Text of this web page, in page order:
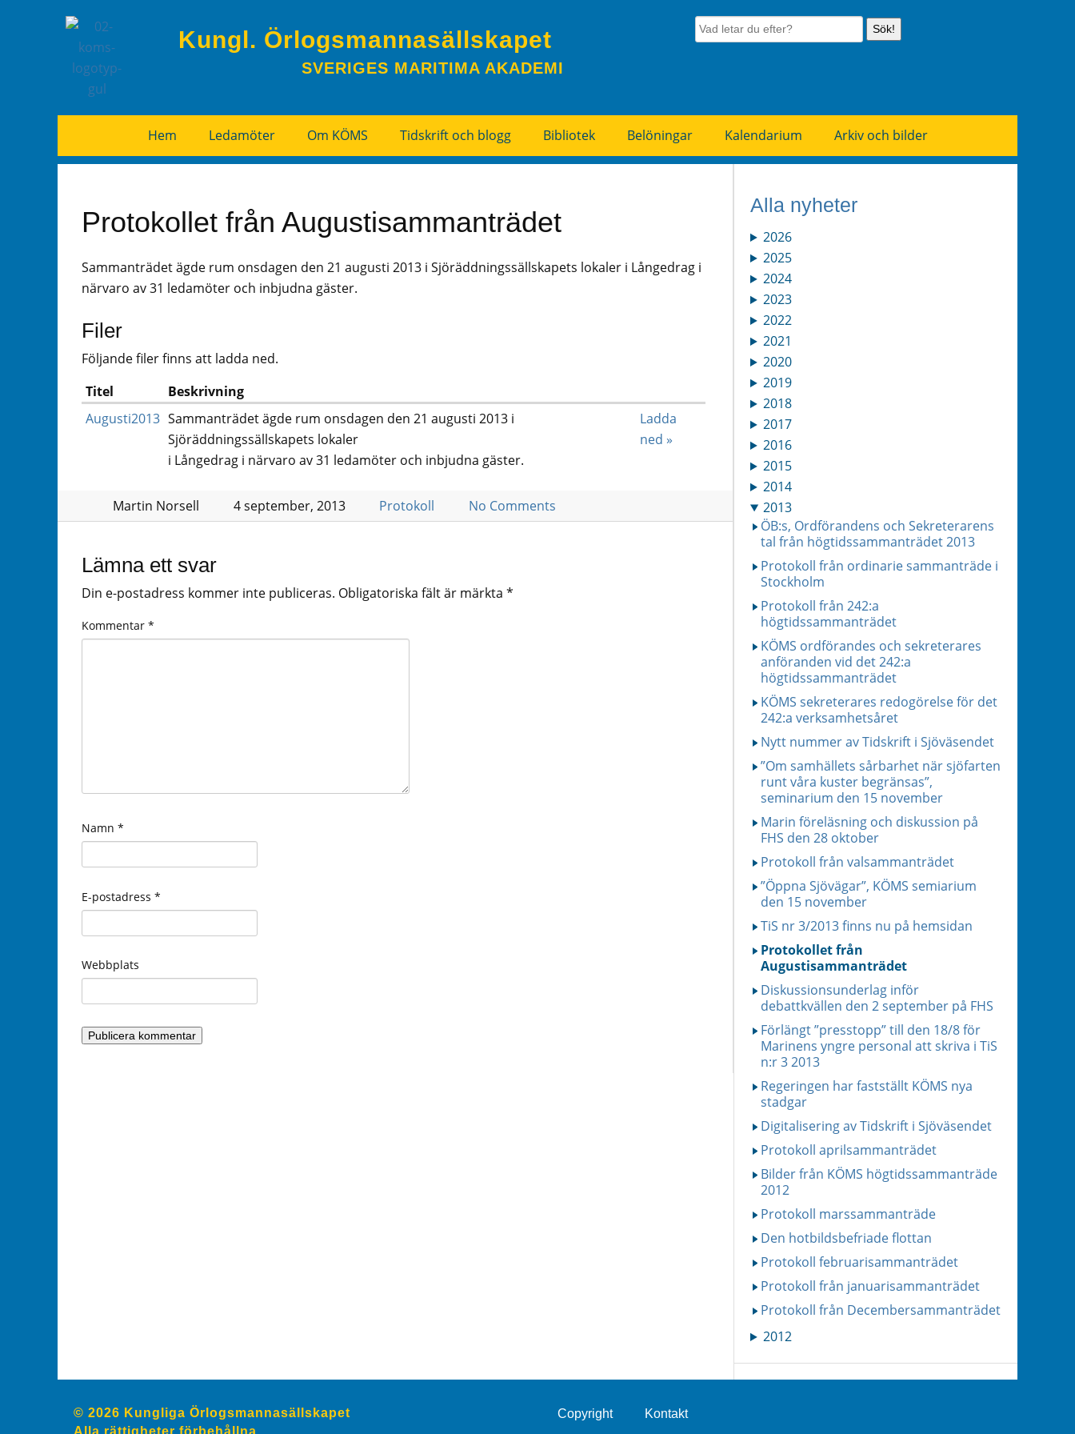
Kungl. Örlogsmannasällskapet
SVERIGES MARITIMA AKADEMI
Sök!
Hem Ledamöter Om KÖMS Tidskrift och blogg Bibliotek Belöningar Kalendarium Arkiv och bilder
Protokollet från Augustisammanträdet
Sammanträdet ägde rum onsdagen den 21 augusti 2013 i Sjöräddningssällskapets lokaler i Långedrag i
närvaro av 31 ledamöter och inbjudna gäster.
Filer
Följande filer finns att ladda ned.
Titel
Beskrivning
Augusti2013 Sammanträdet ägde rum onsdagen den 21 augusti 2013 i
Sjöräddningssällskapets lokaler
i Långedrag i närvaro av 31 ledamöter och inbjudna gäster.
Ladda
ned »
Martin Norsell 4 september, 2013 Protokoll No Comments
Lämna ett svar
Din e-postadress kommer inte publiceras. Obligatoriska fält är märkta *
Kommentar *
Namn *
E-postadress *
Webbplats
Alla nyheter
2026
2025
2024
2023
2022
2021
2020
2019
2018
2017
2016
2015
2014
2013
ÖB:s, Ordförandens och Sekreterarens
tal från högtidssammanträdet 2013
Protokoll från ordinarie sammanträde i
Stockholm
Protokoll från 242:a
högtidssammanträdet
KÖMS ordförandes och sekreterares
anföranden vid det 242:a
högtidssammanträdet
KÖMS sekreterares redogörelse för det
242:a verksamhetsåret
Nytt nummer av Tidskrift i Sjöväsendet
”Om samhällets sårbarhet när sjöfarten
runt våra kuster begränsas”,
seminarium den 15 november
Marin föreläsning och diskussion på
FHS den 28 oktober
Protokoll från valsammanträdet
”Öppna Sjövägar”, KÖMS semiarium
den 15 november
TiS nr 3/2013 finns nu på hemsidan
Protokollet från
Augustisammanträdet
Diskussionsunderlag inför
debattkvällen den 2 september på FHS
Förlängt ”presstopp” till den 18/8 för
Marinens yngre personal att skriva i TiS
n:r 3 2013
Regeringen har fastställt KÖMS nya
stadgar
Digitalisering av Tidskrift i Sjöväsendet
Protokoll aprilsammanträdet
Bilder från KÖMS högtidssammanträde
2012
Protokoll marssammanträde
Den hotbildsbefriade flottan
Protokoll februarisammanträdet
Protokoll från januarisammanträdet
Protokoll från Decembersammanträdet
2012
© 2026 Kungliga Örlogsmannasällskapet
Alla rättigheter förbehållna.
Copyright Kontakt